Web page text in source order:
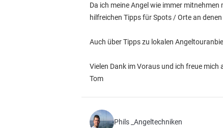
Da ich meine Angel wie immer
hilfreichen Tipps für Spots / Orte an
Auch über Tipps zu lokalen
Vielen Dank im Voraus und ich freue mich
Tom
Phils _Angeltechniken